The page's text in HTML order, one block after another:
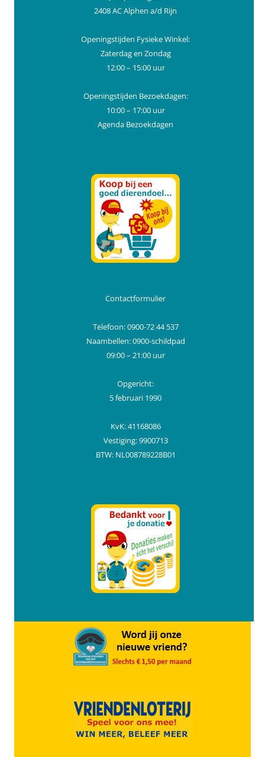
2408 AC Alphen a/d Rijn
Openingstijden Fysieke Winkel:
Zaterdag en Zondag
12:00 – 15:00 uur
Openingstijden Bezoekdagen:
10:00 – 17:00 uur
Agenda Bezoekdagen
Contactformulier
Telefoon: 0900-72 44 537
Naambellen: 0900-schildpad
09:00 – 21:00 uur
Opgericht:
5 februari 1990
KvK: 41168086
Vestiging: 9900713
BTW: NL008789228B01